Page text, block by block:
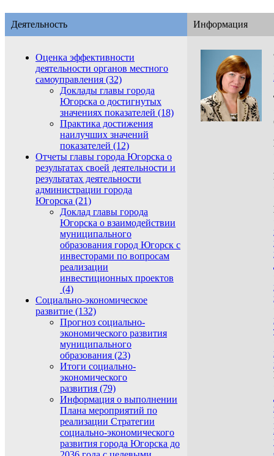
Деятельность Информация
Оценка эффективности
деятельности органов местного
самоуправления (32)
Доклады главы города
Югорска о достигнутых
значениях показателей (18)
Практика достижения
наилучших значений
показателей (12)
Отчеты главы города Югорска о
результатах своей деятельности и
результатах деятельности
администрации города
Югорска (21)
Доклад главы города
Югорска о взаимодействии
муниципального
образования город Югорск с
инвесторами по вопросам
реализации
инвестиционных проектов
(4)
Социально-экономическое
развитие (132)
Прогноз социально-
экономического развития
муниципального
образования (23)
Итоги социально-
экономического
развития (79)
Информация о выполнении
Плана мероприятий по
реализации Стратегии
социально-экономического
развития города Югорска до